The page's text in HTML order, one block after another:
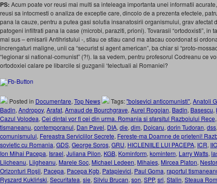
PS: Acum poate vor reusi mai multi sa inteleaga importanta unei informatii
reusi sa intocmesti o analiza de exceptie care, dincolo de a prezenta efectele,
pana la cauze, pentru a putea gasi solutia insanatosirii organismului, grav afectat
patogeni infiltrati pana la oase (microbi, paraziti, prioni). Tovarasii “ortodoxisti”, in
mai sus – emisarii Antihristului -, stiau ce stiau cand ma atacau coordonat si
increngaturi maligne, unii ca “securist si agent american”, ba chiar si “proto-
“legionar si national-comunist” (?!). Ia sa vedem, pentru profesorul Codreanu ce
ortodoxiei calare pe libarcile si guzganii ‘telectuali ai Romaniei?
Posted in Documentare, Top News Tags:"bolsevici anticomunisti", Anatoli
Badin, Andropov, Arafat, Arnaud de Bourchgrave, Aurel Rogojan, Badin, Basescu,
Cazul Volodea, Cei dintai vor fi cei din urma. Romania si sfarsitul Razboiului Rece
tismaneanu, contemporanul, Dan Pavel, DIA, die, dim, Doicaru, dorin Tudoran, dss
comunismului, Fereastra Serviciilor Secrete, Fereste-ma Doamne de prieteni!
sovietic cu Romania, GDS, George Soros, GRU, HICLENIILE LUI PACEPA, ICR,
Ion Mihai Pacepa, Israel, Juliana Pilon, KGB, Kominform, komintern, Larry Watts,
Liicheanu, Liigheanu, Marele Soc, Michael Ledeen, Mihaies, Mircea Platon,
Orizonturi Roşii, Pacepa, Pacepa Kgb, Patapievici, Paul Goma, raportul
Ryszard Kukliński, Securitatea, sie, Silviu Brucan, son, SPP, sri, Stalin, Steaua